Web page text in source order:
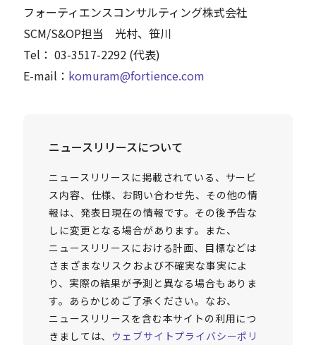
フォーティエンスコンサルティング株式会社
SCM/S&OP担当 光村、笹川
Tel： 03-3517-2292 (代表)
E-mail： komuram@fortience.com
ニュースリリースについて
ニュースリリースに掲載されている、サービ
ス内容、仕様、お問い合わせ先、その他の情
報は、発表日現在の情報です。その後予告な
しに変更となる場合があります。また、
ニュースリリースにおける計画、目標などは
さまざまなリスクおよび不確実な事実によ
り、実際の結果が予測と異なる場合もありま
す。あらかじめご了承ください。なお、
ニュースリリースを含む本サイトの利用につ
きましては、 ウェブサイトプライバシーポリ